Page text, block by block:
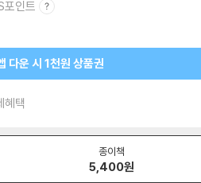
포인트
다운 시 1천원 상품권
혜택
종이책
5,400원